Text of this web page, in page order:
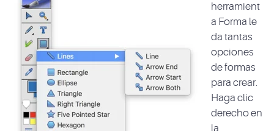
herramient
a Forma le
da tantas
opciones
de formas
para crear.
Haga clic
derecho en
la